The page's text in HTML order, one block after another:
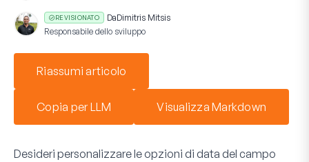
REVISIONATO DaDimitris Mitsis
Responsabile dello sviluppo
Riassumi articolo
Copia per LLM Visualizza Markdown
Desideri personalizzare le opzioni di data del campo